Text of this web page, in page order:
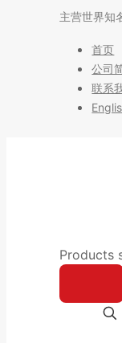
主营世界知
首页
公司
联系
Products